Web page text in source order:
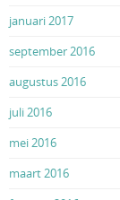
januari 2017
september 2016
augustus 2016
juli 2016
mei 2016
maart 2016